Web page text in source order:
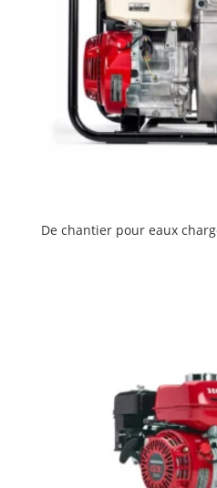
De chantier pour eaux